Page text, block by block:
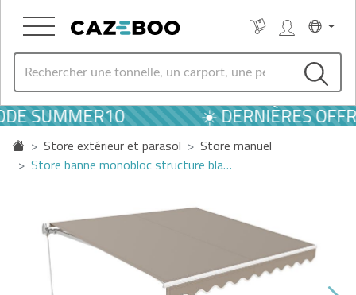
SUMMER10 ☀️ DERNIÈRES
Store extérieur et parasol
Store manuel
Store banne monobloc structure bla…